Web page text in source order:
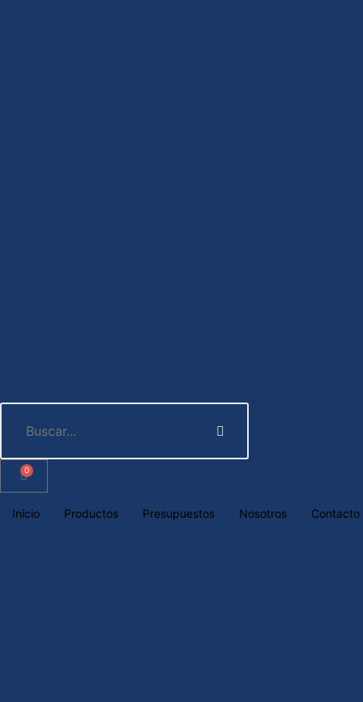
0
Inicio Productos Presupuestos Nosotros Contacto